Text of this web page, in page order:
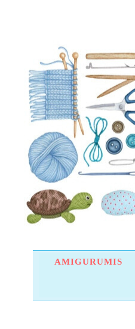
AMIGURUMIS